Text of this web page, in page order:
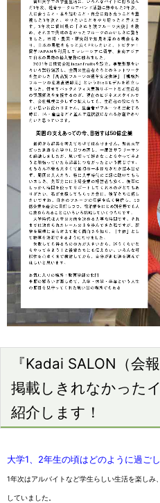
『Kadai SALON（会
掲載しきれなかった
紹介します！
大学1、2年生の頃はどのように過ご
1年次はアルバイトなど学生らしい生活を楽し
していました。